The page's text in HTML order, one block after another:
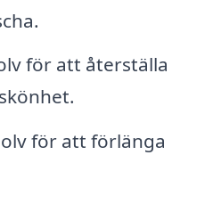
för att återställa
för att förlänga